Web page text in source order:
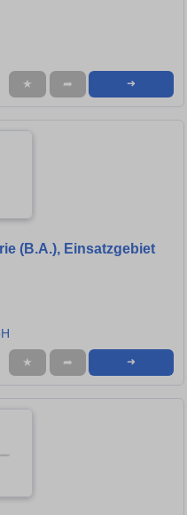
★ ➦ ➜
(B.A.), Einsatzgebiet
★ ➦ ➜